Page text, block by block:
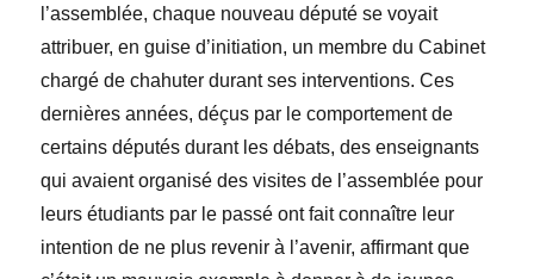
l’assemblée, chaque nouveau député se voyait
attribuer, en guise d’initiation, un membre du Cabinet
chargé de chahuter durant ses interventions. Ces
dernières années, déçus par le comportement de
certains députés durant les débats, des enseignants
qui avaient organisé des visites de l’assemblée pour
leurs étudiants par le passé ont fait connaître leur
intention de ne plus revenir à l’avenir, affirmant que